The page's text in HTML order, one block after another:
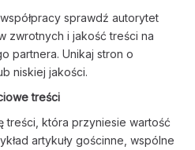
sprawdź autorytet
zwrotnych i jakość treści na
partnera. Unikaj stron o
niskiej jakości.
treści
treści, która przyniesie wartość
artykuły gościnne, wspólne